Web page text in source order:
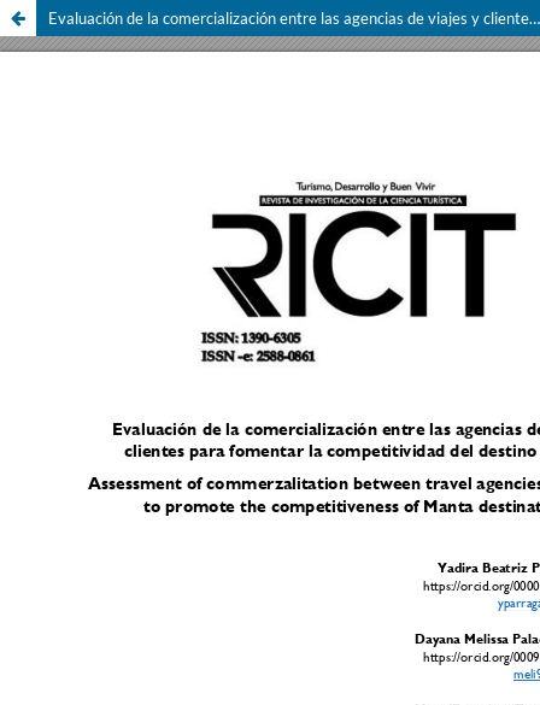
Evaluación de la comercialización entre las agencias de viajes y clientes para fomentar la competitividad del destino Manta